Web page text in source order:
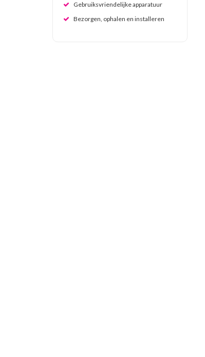
Gebruiksvriendelijke apparatuur
Bezorgen, ophalen en installeren